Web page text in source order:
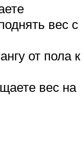
вес с
от пола к
вес на